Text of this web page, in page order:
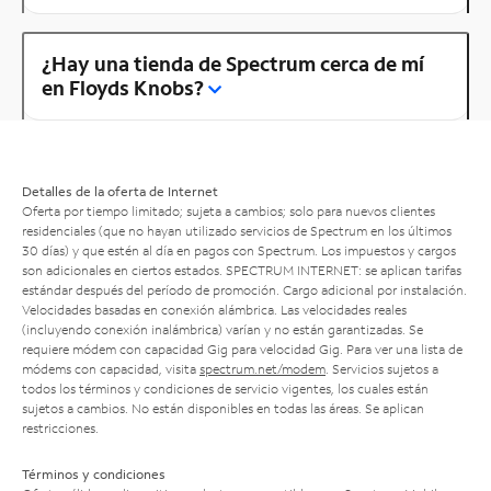
¿Hay una tienda de Spectrum cerca de mí
en Floyds Knobs?
Detalles de la oferta de Internet
Oferta por tiempo limitado; sujeta a cambios; solo para nuevos clientes
residenciales (que no hayan utilizado servicios de Spectrum en los últimos
30 días) y que estén al día en pagos con Spectrum. Los impuestos y cargos
son adicionales en ciertos estados. SPECTRUM INTERNET: se aplican tarifas
estándar después del período de promoción. Cargo adicional por instalación.
Velocidades basadas en conexión alámbrica. Las velocidades reales
(incluyendo conexión inalámbrica) varían y no están garantizadas. Se
requiere módem con capacidad Gig para velocidad Gig. Para ver una lista de
módems con capacidad, visita spectrum.net/modem . Servicios sujetos a
todos los términos y condiciones de servicio vigentes, los cuales están
sujetos a cambios. No están disponibles en todas las áreas. Se aplican
restricciones.
Términos y condiciones